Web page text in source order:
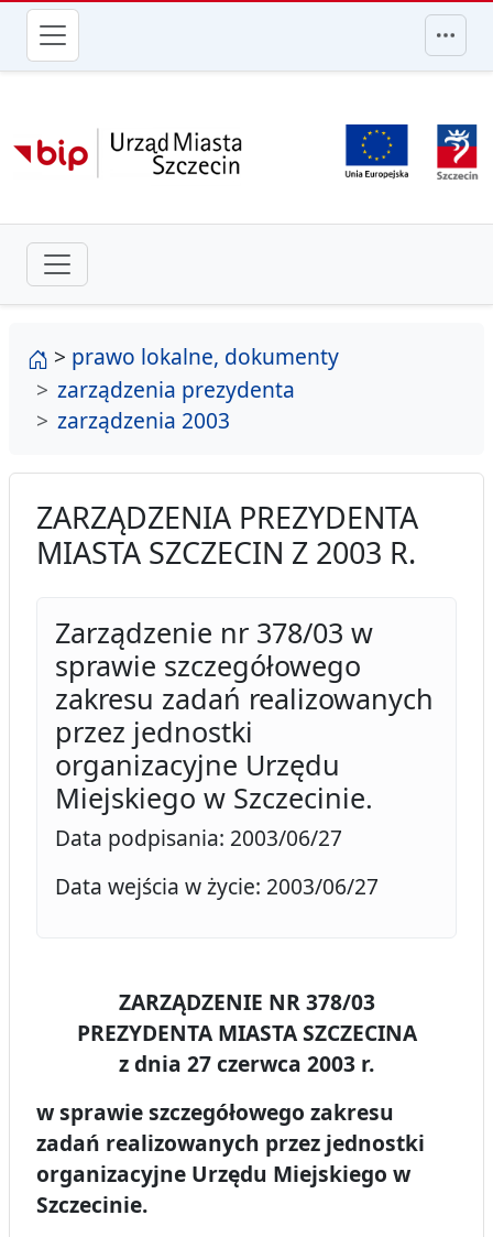
przejdź do głównego menu
strona główna
> prawo lokalne, dokumenty
zarządzenia prezydenta
zarządzenia 2003
ZARZĄDZENIA PREZYDENTA
MIASTA SZCZECIN Z 2003 R.
Zarządzenie nr 378/03 w
sprawie szczegółowego
zakresu zadań realizowanych
przez jednostki
organizacyjne Urzędu
Miejskiego w Szczecinie.
Data podpisania: 2003/06/27
Data wejścia w życie: 2003/06/27
ZARZĄDZENIE NR 378/03
PREZYDENTA MIASTA SZCZECINA
z dnia 27 czerwca 2003 r.
w sprawie szczegółowego zakresu
zadań realizowanych przez jednostki
organizacyjne Urzędu Miejskiego w
Szczecinie.